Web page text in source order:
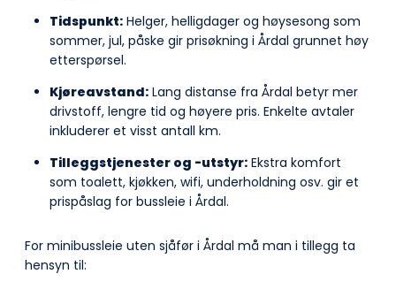
Tidspunkt: Helger, helligdager og høysesong som
sommer, jul, påske gir prisøkning i Årdal grunnet høy
etterspørsel.
Kjøreavstand: Lang distanse fra Årdal betyr mer
drivstoff, lengre tid og høyere pris. Enkelte avtaler
inkluderer et visst antall km.
Tilleggstjenester og -utstyr: Ekstra komfort
som toalett, kjøkken, wifi, underholdning osv. gir et
prispåslag for bussleie i Årdal.
For minibussleie uten sjåfør i Årdal må man i tillegg ta
hensyn til: